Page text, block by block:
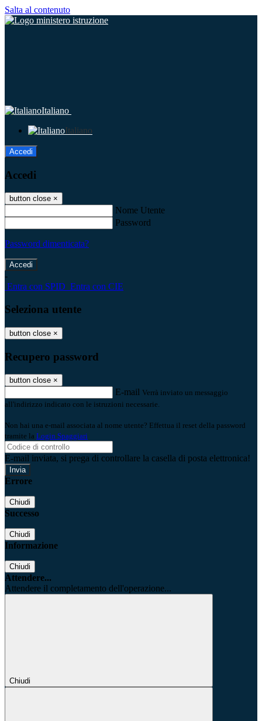
Salta al contenuto
Italiano
Italiano
Accedi
Accedi
button close ×
Nome Utente
Password
Password dimenticata?
-
Entra con SPID Entra con CIE
Seleziona utente
button close ×
Recupero password
button close ×
E-mail Verrà inviato un messaggio
all'indirizzo indicato con le istruzioni necessarie.
Non hai una e-mail associata al nome utente? Effettua il reset della password
tramite la Login Spaggiari
E-mail inviata, si prega di controllare la casella di posta elettronica!
Errore
Chiudi
Successo
Chiudi
Informazione
Chiudi
Attendere...
Attendere il completamento dell'operazione...
Chiudi